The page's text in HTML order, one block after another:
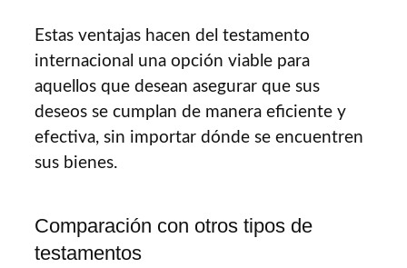
Estas ventajas hacen del testamento
internacional una opción viable para
aquellos que desean asegurar que sus
deseos se cumplan de manera eficiente y
efectiva, sin importar dónde se encuentren
sus bienes.
Comparación con otros tipos de
testamentos